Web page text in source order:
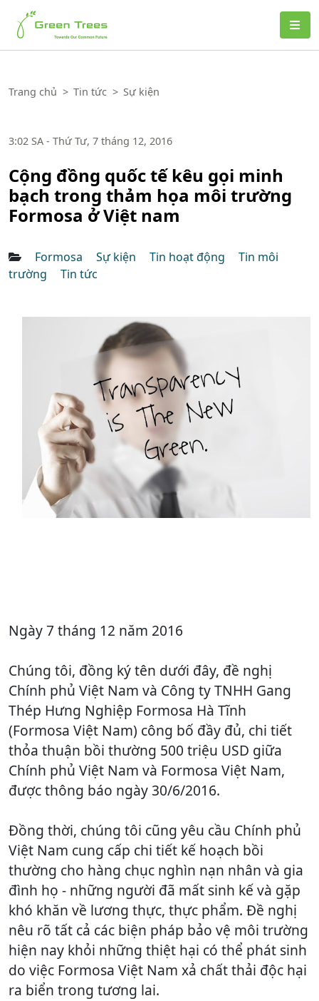
Green Trees
Trang chủ > Tin tức > Sự kiện
3:02 SA - Thứ Tư, 7 tháng 12, 2016
Cộng đồng quốc tế kêu gọi minh
bạch trong thảm họa môi trường
Formosa ở Việt nam
Formosa Sự kiện Tin hoạt động
Tin môi
trường
Tin tức
Ngày 7 tháng 12 năm 2016
Chúng tôi, đồng ký tên dưới đây, đề nghị
Chính phủ Việt Nam và Công ty TNHH Gang
Thép Hưng Nghiệp Formosa Hà Tĩnh
(Formosa Việt Nam) công bố đầy đủ, chi tiết
thỏa thuận bồi thường 500 triệu USD giữa
Chính phủ Việt Nam và Formosa Việt Nam,
được thông báo ngày 30/6/2016.
Đồng thời, chúng tôi cũng yêu cầu Chính phủ
Việt Nam cung cấp chi tiết kế hoạch bồi
thường cho hàng chục nghìn nạn nhân và gia
đình họ - những người đã mất sinh kế và gặp
khó khăn về lương thực, thực phẩm. Đề nghị
nêu rõ tất cả các biện pháp bảo vệ môi trường
hiện nay khỏi những thiệt hại có thể phát sinh
do việc Formosa Việt Nam xả chất thải độc hại
ra biển trong tương lai.